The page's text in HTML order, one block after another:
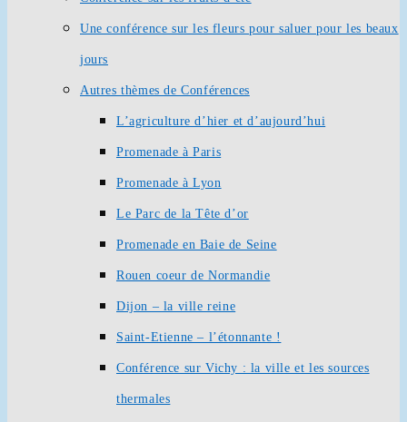
Une conférence sur les fleurs pour saluer pour les beaux
jours
Autres thèmes de Conférences
L’agriculture d’hier et d’aujourd’hui
Promenade à Paris
Promenade à Lyon
Le Parc de la Tête d’or
Promenade en Baie de Seine
Rouen coeur de Normandie
Dijon – la ville reine
Saint-Etienne – l’étonnante !
Conférence sur Vichy : la ville et les sources
thermales